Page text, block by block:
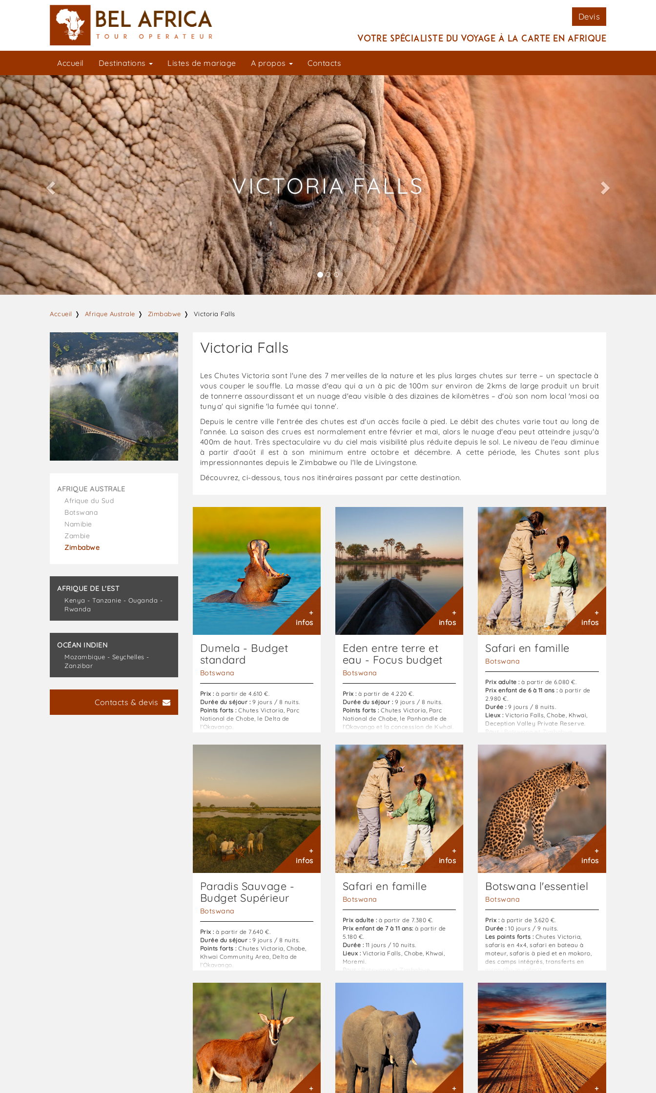
Devis
Votre spécialiste du voyage à la carte en Afrique
Accueil Destinations Listes de mariage A propos Contacts
VICTORIA FALLS
Previous Next
Accueil Afrique Australe Zimbabwe Victoria Falls
AFRIQUE AUSTRALE
Afrique du Sud
Botswana
Namibie
Zambie
Zimbabwe
AFRIQUE DE L'EST
Kenya - Tanzanie - Ouganda -
Rwanda
OCÉAN INDIEN
Mozambique - Seychelles -
Zanzibar
Contacts & devis
Victoria Falls
Les Chutes Victoria sont l'une des 7 merveilles de la nature et les plus larges chutes sur terre – un spectacle à
vous couper le souffle. La masse d'eau qui a un à pic de 100m sur environ de 2kms de large produit un bruit
de tonnerre assourdissant et un nuage d'eau visible à des dizaines de kilomètres – d'où son nom local 'mosi oa
tunya' qui signifie 'la fumée qui tonne'.
Depuis le centre ville l'entrée des chutes est d'un accès facile à pied. Le débit des chutes varie tout au long de
l'année. La saison des crues est normalement entre février et mai, alors le nuage d'eau peut atteindre jusqu'à
400m de haut. Très spectaculaire vu du ciel mais visibilité plus réduite depuis le sol. Le niveau de l'eau diminue
à partir d'août il est à son minimum entre octobre et décembre. A cette période, les Chutes sont plus
impressionnantes depuis le Zimbabwe ou l'Ile de Livingstone.
Découvrez, ci-dessous, tous nos itinéraires passant par cette destination.
Botswana
-
Budget
classique
:
Botswana
Focus
Classique
+
infos
Dumela - Budget
standard
Botswana
Prix : à partir de 4.610 €.
Durée du séjour : 9 jours / 8 nuits.
Points forts : Chutes Victoria, Parc
National de Chobe, le Delta de
l’Okavango.
Botswana
terre
et
eau
-
Focus
Botswana
Focus
Budget
+
infos
Eden entre terre et
eau - Focus budget
Botswana
Prix : à partir de 4.220 €.
Durée du séjour : 9 jours / 8 nuits.
Points forts : Chutes Victoria, Parc
National de Chobe, le Panhandle de
l’Okavango et la concession de Kwhai.
Botswana
:
Immersion
familiale
:
Safari
en
famille
+
infos
Safari en famille
Botswana
Prix adulte : à partir de 6.080 €.
Prix enfant de 6 à 11 ans : à partir de
2.980 €.
Durée : 9 jours / 8 nuits.
Lieux : Victoria Falls, Chobe, Khwai,
Deception Valley Private Reserve.
Pays :
Botswana et Zimbabwe.
Botswana
Budget
Supérieur
:
Botswana
Focus
Superior
+
infos
Paradis Sauvage -
Budget Supérieur
Botswana
Prix : à partir de 7.640 €.
Durée du séjour : 9 jours / 8 nuits.
Points forts : Chutes Victoria, Chobe,
Khwai Community Area, Delta de
l’Okavango.
Botswana
:
safari
en
famille
Safari
en
famille
+
infos
Safari en famille
Botswana
Prix adulte : à partir de 7.380 €.
Prix enfant de 7 à 11 ans: à partir de
5.180 €.
Durée : 11 jours / 10 nuits.
Lieux : Victoria Falls, Chobe, Khwai,
Moremi.
Pays :
Botswana et Zimbabwe.
Botswana
l'essentiel
exceptionnel
+
infos
Botswana l'essentiel
Botswana
Prix : à partir de 3.620 €.
Durée : 10 jours / 9 nuits.
Les points forts : Chutes Victoria,
safaris en 4x4, safari en bateau à
moteur, safaris à pied et en mokoro,
des camps intégrés, transferts en
Combiné
Botswana
Zimbabwe
:
horizons
sauvages
Combiné
Botswana
-
+
Combiné
Zimbabwe
safari
terres
sauvages
:
Dépaysement
garanti
+
Combiné
Namibie
-
Botswana
-
Chutes
Victoria
:
En
self-
drive
+